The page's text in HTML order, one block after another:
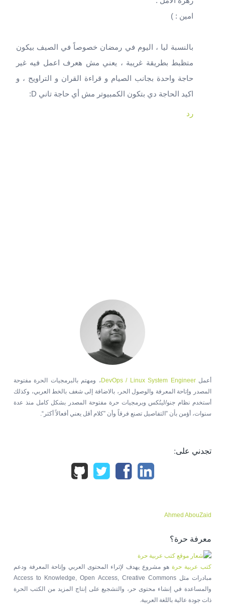
امين : )
بالنسبة ليا ، اليوم في رمضان خصوصاً في الصيف بيكون
متظبط بطريقة غريبة ، يعني مش هعرف اعمل فيه غير
حاجة واحدة بجانب الصيام و قراءة القران و التراويح ، و
اكيد الحاجة دي بتكون الكمبيوتر مش أي حاجة تاني D:
رد
أعملDevOps / Linux System Engineer، ومهتم بالبرمجيات الحرة مفتوحة
المصدر وإتاحة المعرفة والوصول الحر، بالاضافة إلى شغف بالخط العربي، وكذلك
أستخدم نظام جنو/لينُكس وبرمجيات حرة مفتوحة المصدر بشكل كامل منذ عدة
سنوات، أؤمن بأن ”التفاصيل تصنع فرقاً وأن ”كلام أقل يعني أفعالاً أكثر“.
تجدني على:
Ahmed AbouZaid
معرفة حرة؟
كتب عربية حرة هو مشروع يهدف لإثراء المحتوى العربي وإتاحة المعرفة ودعم
مبادرات مثل Access to Knowledge, Open Access, Creative Commons
والمساعدة في إنشاء محتوى حر، والتشجيع على إنتاج المزيد من الكتب الحرة
ذات جودة عالية باللغة العربية.